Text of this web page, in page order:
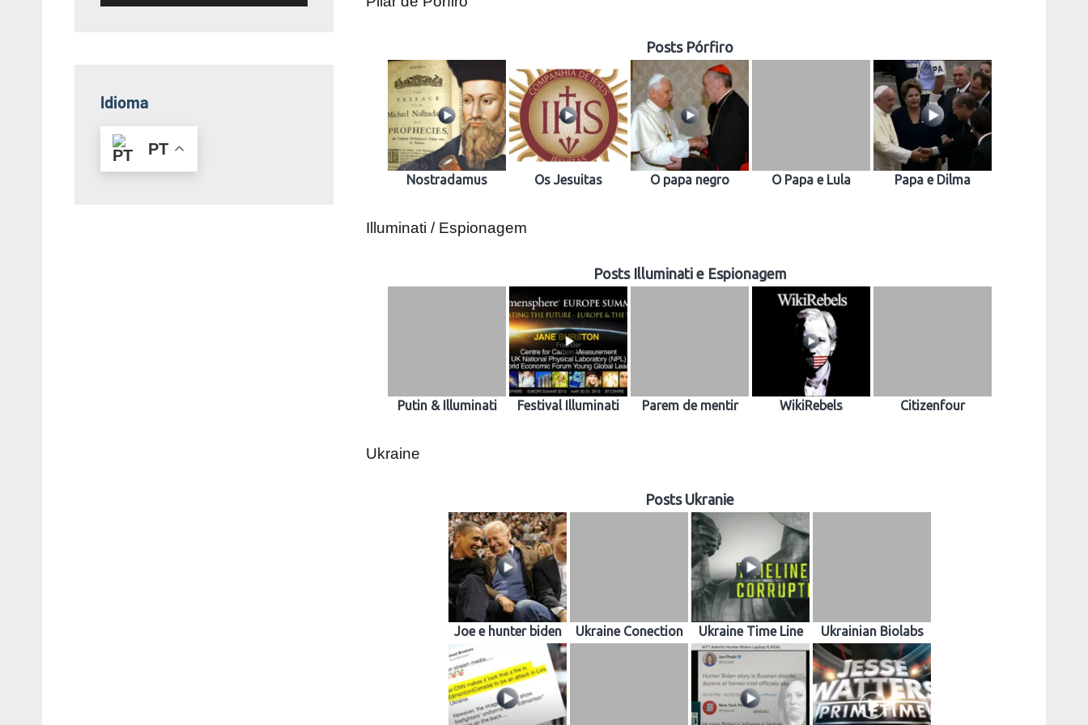
Posts Pórfiro
Nostradamus Os Jesuitas O papa negro O Papa e Lula Papa e Dilma
Illuminati / Espionagem
Posts Illuminati e Espionagem
Putin & Illuminati Festival Illuminati Parem de mentir WikiRebels Citizenfour
Ukraine
Posts Ukranie
Joe e hunter biden Ukraine Conection Ukraine Time Line Ukrainian Biolabs
Idioma
PT